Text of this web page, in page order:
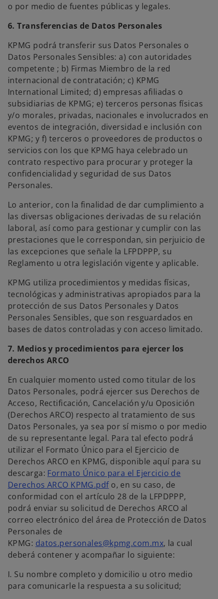
o por medio de fuentes públicas y legales.
6. Transferencias de Datos Personales
KPMG podrá transferir sus Datos Personales o
Datos Personales Sensibles: a) con autoridades
competente ; b) Firmas Miembro de la red
internacional de contratación; c) KPMG
International Limited; d) empresas afiliadas o
subsidiarias de KPMG; e) terceros personas físicas
y/o morales, privadas, nacionales e involucrados en
eventos de integración, diversidad e inclusión con
KPMG; y f) terceros o proveedores de productos o
servicios con los que KPMG haya celebrado un
contrato respectivo para procurar y proteger la
confidencialidad y seguridad de sus Datos
Personales.
Lo anterior, con la finalidad de dar cumplimiento a
las diversas obligaciones derivadas de su relación
laboral, así como para gestionar y cumplir con las
prestaciones que le correspondan, sin perjuicio de
las excepciones que señale la LFPDPPP, su
Reglamento u otra legislación vigente y aplicable.
KPMG utiliza procedimientos y medidas físicas,
tecnológicas y administrativas apropiados para la
protección de sus Datos Personales y Datos
Personales Sensibles, que son resguardados en
bases de datos controladas y con acceso limitado.
7. Medios y procedimientos para ejercer los
derechos ARCO
En cualquier momento usted como titular de los
Datos Personales, podrá ejercer sus Derechos de
Acceso, Rectificación, Cancelación y/u Oposición
(Derechos ARCO) respecto al tratamiento de sus
Datos Personales, ya sea por sí mismo o por medio
de su representante legal. Para tal efecto podrá
utilizar el Formato Único para el Ejercicio de
Derechos ARCO en KPMG, disponible aquí para su
descarga: Formato Único para el Ejercicio de
Derechos ARCO KPMG.pdfo, en su caso, de
conformidad con el artículo 28 de la LFPDPPP,
podrá enviar su solicitud de Derechos ARCO al
correo electrónico del área de Protección de Datos
Personales de
KPMG: datos.personales@kpmg.com.mx, la cual
deberá contener y acompañar lo siguiente:
I. Su nombre completo y domicilio u otro medio
para comunicarle la respuesta a su solicitud;